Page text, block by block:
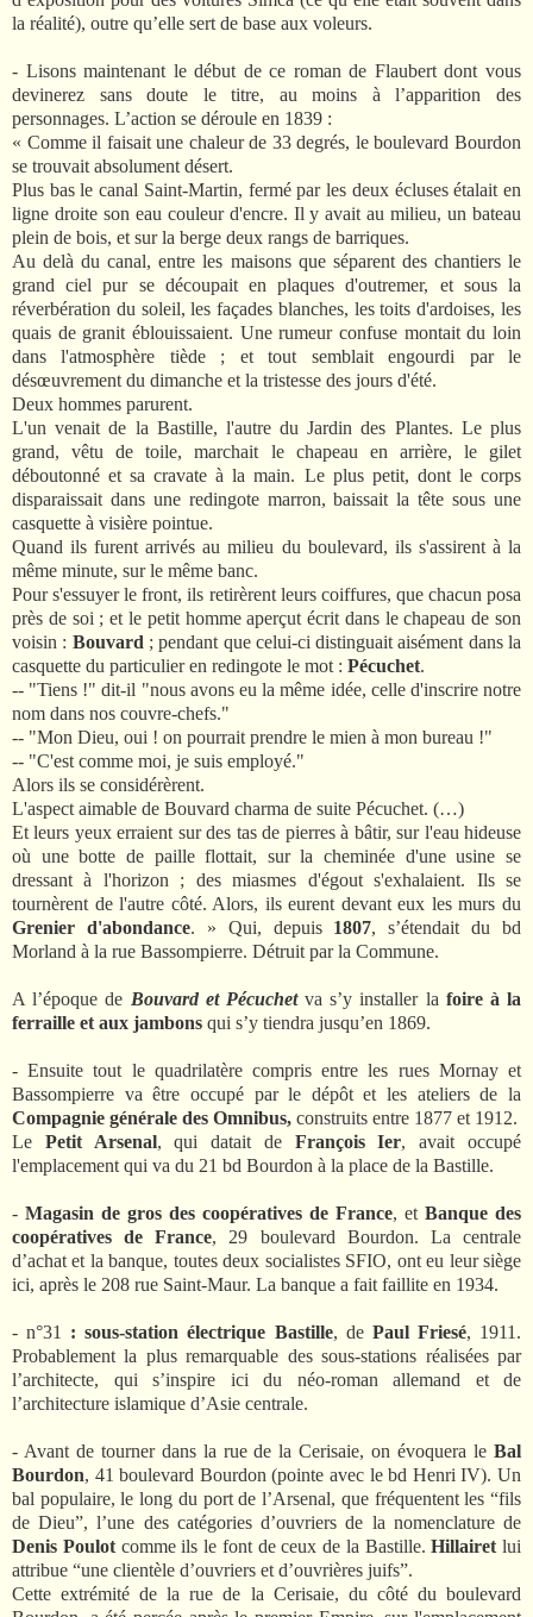
la réalité), outre qu’elle sert de base aux voleurs.
- Lisons maintenant le début de ce roman de Flaubert dont vous
devinerez sans doute le titre, au moins à l’apparition des
personnages. L’action se déroule en 1839 :
« Comme il faisait une chaleur de 33 degrés, le boulevard Bourdon
se trouvait absolument désert.
Plus bas le canal Saint-Martin, fermé par les deux écluses étalait en
ligne droite son eau couleur d'encre. Il y avait au milieu, un bateau
plein de bois, et sur la berge deux rangs de barriques.
Au delà du canal, entre les maisons que séparent des chantiers le
grand ciel pur se découpait en plaques d'outremer, et sous la
réverbération du soleil, les façades blanches, les toits d'ardoises, les
quais de granit éblouissaient. Une rumeur confuse montait du loin
dans l'atmosphère tiède ; et tout semblait engourdi par le
désœuvrement du dimanche et la tristesse des jours d'été.
Deux hommes parurent.
L'un venait de la Bastille, l'autre du Jardin des Plantes. Le plus
grand, vêtu de toile, marchait le chapeau en arrière, le gilet
déboutonné et sa cravate à la main. Le plus petit, dont le corps
disparaissait dans une redingote marron, baissait la tête sous une
casquette à visière pointue.
Quand ils furent arrivés au milieu du boulevard, ils s'assirent à la
même minute, sur le même banc.
Pour s'essuyer le front, ils retirèrent leurs coiffures, que chacun posa
près de soi ; et le petit homme aperçut écrit dans le chapeau de son
voisin : Bouvard ; pendant que celui-ci distinguait aisément dans la
casquette du particulier en redingote le mot : Pécuchet.
-- "Tiens !" dit-il "nous avons eu la même idée, celle d'inscrire notre
nom dans nos couvre-chefs."
-- "Mon Dieu, oui ! on pourrait prendre le mien à mon bureau !"
-- "C'est comme moi, je suis employé."
Alors ils se considérèrent.
L'aspect aimable de Bouvard charma de suite Pécuchet. (…)
Et leurs yeux erraient sur des tas de pierres à bâtir, sur l'eau hideuse
où une botte de paille flottait, sur la cheminée d'une usine se
dressant à l'horizon ; des miasmes d'égout s'exhalaient. Ils se
tournèrent de l'autre côté. Alors, ils eurent devant eux les murs du
Grenier d'abondance. » Qui, depuis 1807, s’étendait du bd
Morland à la rue Bassompierre. Détruit par la Commune.
A l’époque de Bouvard et Pécuchetva s’y installer la foire à la
ferraille et aux jambons qui s’y tiendra jusqu’en 1869.
- Ensuite tout le quadrilatère compris entre les rues Mornay et
Bassompierre va être occupé par le dépôt et les ateliers de la
Compagnie générale des Omnibus, construits entre 1877 et 1912.
Le Petit Arsenal, qui datait de François Ier, avait occupé
l'emplacement qui va du 21 bd Bourdon à la place de la Bastille.
- Magasin de gros des coopératives de France, et Banque des
coopératives de France, 29 boulevard Bourdon. La centrale
d’achat et la banque, toutes deux socialistes SFIO, ont eu leur siège
ici, après le 208 rue Saint-Maur. La banque a fait faillite en 1934.
- n°31 : sous-station électrique Bastille, de Paul Friesé, 1911.
Probablement la plus remarquable des sous-stations réalisées par
l’architecte, qui s’inspire ici du néo-roman allemand et de
l’architecture islamique d’Asie centrale.
- Avant de tourner dans la rue de la Cerisaie, on évoquera le Bal
Bourdon, 41 boulevard Bourdon (pointe avec le bd Henri IV). Un
bal populaire, le long du port de l’Arsenal, que fréquentent les “fils
de Dieu”, l’une des catégories d’ouvriers de la nomenclature de
Denis Poulotcomme ils le font de ceux de la Bastille.Hillairet lui
attribue “une clientèle d’ouvriers et d’ouvrières juifs”.
Cette extrémité de la rue de la Cerisaie, du côté du boulevard